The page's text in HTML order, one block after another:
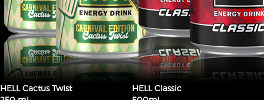
HELL Cactus Twist
HELL Classic